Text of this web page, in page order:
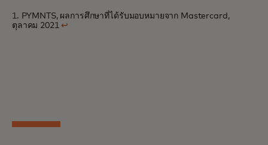
1. PYMNTS, ผลการศึกษาที่ได้รับมอบหมายจาก Mastercard,
ตุลาคม 2021↩